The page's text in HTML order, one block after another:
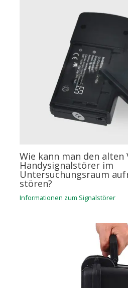
Wie kann man den alten
Handysignalstörer im
Untersuchungsraum
stören?
Informationen zum Signalstörer